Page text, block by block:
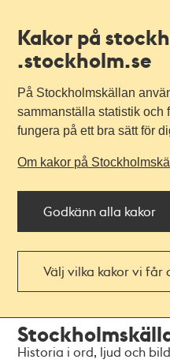
Kakor på
.stockholm.se
På Stockholmskällan
sammanställa statistik och
fungera på ett bra sätt för
Om kakor på
Godkänn alla kakor
Välj vilka kakor vi får
navigationen
huvudinnehållet
Historia i ord, ljud och bild